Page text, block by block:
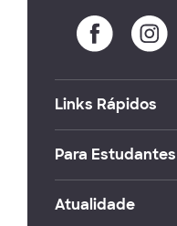
Links Rápidos
Para Estudantes
Atualidade